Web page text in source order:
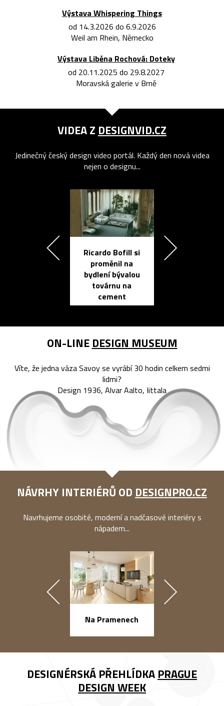
Výstava Whispering Things
od 14.3.2026 do 6.9.2026
Weil am Rhein, Německo
Výstava Liběna Rochová: Doteky
od 20.11.2025 do 29.8.2027
Moravská galerie v Brně
VIDEA Z DESIGNVID.CZ
Jedinečný český design video portál. Každý den nová videa
nejen o designu...
Ricardo Bofill si
proměnil na
bydlení bývalou
továrnu na
cement
ON-LINE DESIGN MUSEUM
Víte, že jedna váza Savoy se vyrábí 30 hodin celkem sedmi
lidmi?
Design 1936, Alvar Aalto, Iittala
NÁVRHY INTERIÉRŮ OD DESIGNPRO.CZ
Navrhujeme osobité, moderní a nadčasové interiéry s
nápadem...
Na Pramenech
DESIGNÉRSKÁ PŘEHLÍDKA PRAGUE
DESIGN WEEK